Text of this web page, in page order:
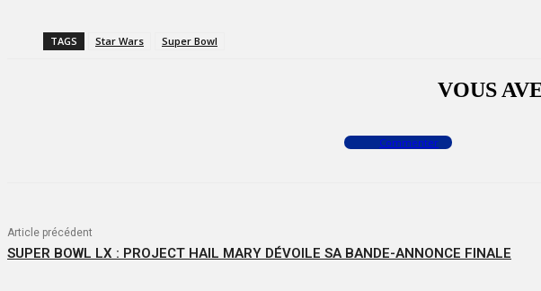
TAGS Star Wars Super Bowl
VOUS
Commenter
Article précédent
SUPER BOWL LX : PROJECT HAIL MARY DÉVOILE SA BANDE-ANNONCE FINALE